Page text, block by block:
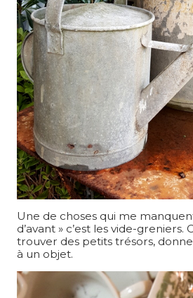
Une de choses qui me
d’avant » c’est les vide-greniers.
trouver des petits trésors,
à un objet.